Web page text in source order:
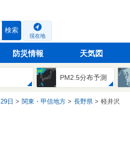
検索
現在地
防災情報 天気図
PM2.5分布予測
29日 関東・甲信地方 長野県 軽井沢